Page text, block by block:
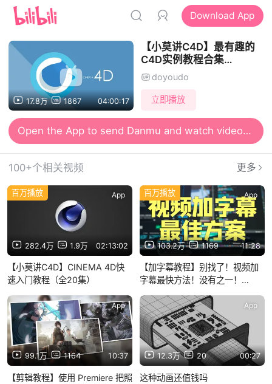
Download App
17.8万 1867 04:00:17
【小莫讲C4D】最有趣的
C4D实例教程合集
【doyoudo出品】
doyoudo
立即播放
Open the App to send Danmu and watch videos together
Open the App for smooth and high-definition viewing
100+个相关视频
更多
282.4万 1.9万 02:13:02
百万播放 App
【小莫讲C4D】CINEMA 4D快
速入门教程（全20集）
103.2万 1169 11:28
百万播放 App
【加字幕教程】别找了！视频加
字幕最快方法！没有之一！
99.1万 1164 10:37
App
【剪辑教程】使用 Premiere 把照
12.3万 20 00:27
App
这种动画还值钱吗